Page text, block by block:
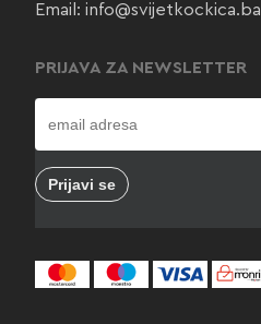
Email: info@svijetkockica.ba
PRIJAVA ZA NEWSLETTER